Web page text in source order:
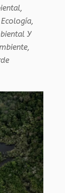
,
Ecología,
Y
,